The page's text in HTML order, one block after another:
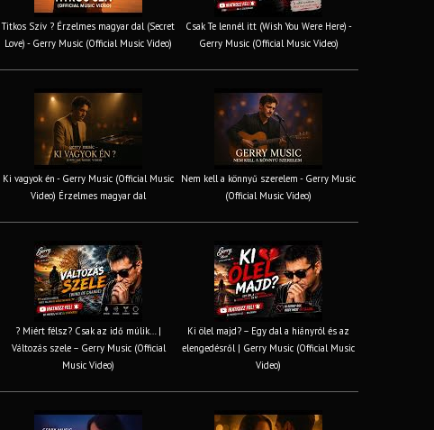
Titkos Szív ? Érzelmes magyar dal (Secret
Love) - Gerry Music (Official Music Video)
Csak Te lennél itt (Wish You Were Here) -
Gerry Music (Official Music Video)
Ki vagyok én - Gerry Music (Official Music
Video) Érzelmes magyar dal
Nem kell a könnyű szerelem - Gerry Music
(Official Music Video)
? Miért félsz? Csak az idő múlik… |
Változás szele – Gerry Music (Official
Music Video)
Ki ölel majd? – Egy dal a hiányról és az
elengedésről | Gerry Music (Official Music
Video)